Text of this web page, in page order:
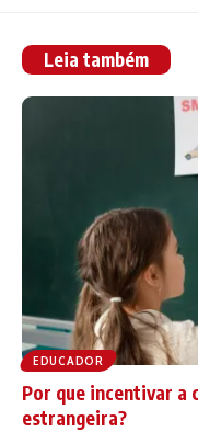
Leia também
EDUCADOR
Por que incentivar a
estrangeira?